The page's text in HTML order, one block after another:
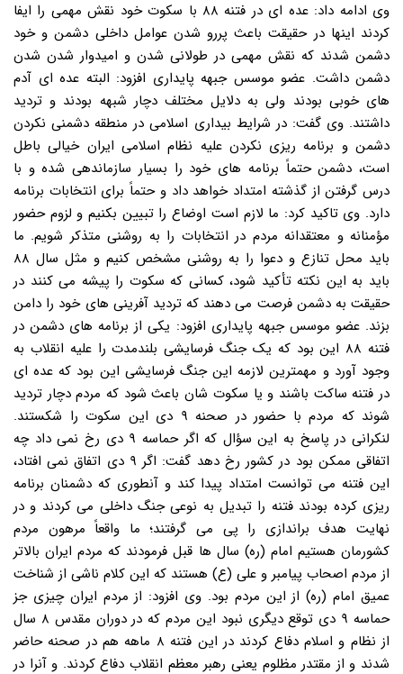
وی ادامه داد: عده ای در فتنه ۸۸ با سکوت خود نقش مهمی را ایفا
کردند اینها در حقیقت باعث پررو شدن عوامل داخلی دشمن و خود
دشمن شدند که نقش مهمی در طولانی شدن و امیدوار شدن شدن
دشمن داشت. عضو موسس جبهه پایداری افزود: البته عده ای آدم
های خوبی بودند ولی به دلایل مختلف دچار شبهه بودند و تردید
داشتند. وی گفت: در شرایط بیداری اسلامی در منطقه دشمنی نکردن
دشمن و برنامه ریزی نکردن علیه نظام اسلامی ایران خیالی باطل
است، دشمن حتماً برنامه های خود را بسیار سازماندهی شده و با
درس گرفتن از گذشته امتداد خواهد داد و حتماً برای انتخابات برنامه
دارد. وی تاکید کرد: ما لازم است اوضاع را تبیین بکنیم و لزوم حضور
مؤمنانه و معتقدانه مردم در انتخابات را به روشنی متذکر شویم. ما
باید محل تنازع و دعوا را به روشنی مشخص کنیم و مثل سال ۸۸
باید به این نکته تأکید شود، کسانی که سکوت را پیشه می کنند در
حقیقت به دشمن فرصت می دهند که تردید آفرینی های خود را دامن
بزند. عضو موسس جبهه پایداری افزود: یکی از برنامه های دشمن در
فتنه ۸۸ این بود که یک جنگ فرسایشی بلندمدت را علیه انقلاب به
وجود آورد و مهمترین لازمه این جنگ فرسایشی این بود که عده ای
در فتنه ساکت باشند و یا سکوت شان باعث شود که مردم دچار تردید
شوند که مردم با حضور در صحنه ۹ دی این سکوت را شکستند.
لنکرانی در پاسخ به این سؤال که اگر حماسه ۹ دی رخ نمی داد چه
اتفاقی ممکن بود در کشور رخ دهد گفت: اگر ۹ دی اتفاق نمی افتاد،
این فتنه می توانست امتداد پیدا کند و آنطوری که دشمنان برنامه
ریزی کرده بودند فتنه را تبدیل به نوعی جنگ داخلی می کردند و در
نهایت هدف براندازی را پی می گرفتند؛ ما واقعاً مرهون مردم
کشورمان هستیم امام (ره) سال ها قبل فرمودند که مردم ایران بالاتر
از مردم اصحاب پیامبر و علی (ع) هستند که این کلام ناشی از شناخت
عمیق امام (ره) از این مردم بود. وی افزود: از مردم ایران چیزی جز
حماسه ۹ دی توقع دیگری نبود این مردم که در دوران مقدس ۸ سال
از نظام و اسلام دفاع کردند در این فتنه ۸ ماهه هم در صحنه حاضر
شدند و از مقتدر مظلوم یعنی رهبر معظم انقلاب دفاع کردند. و آنرا در